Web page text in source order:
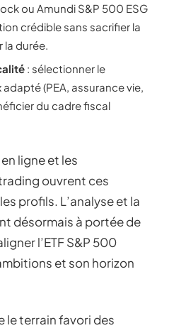
ou Amundi S&P 500 ESG
crédible sans sacrifier la
durée.
: sélectionner le
(PEA, assurance vie,
du cadre fiscal
ligne et les
ouvrent ces
profils. L’analyse et la
désormais à portée de
l’ETF S&P 500
et son horizon
le terrain favori des